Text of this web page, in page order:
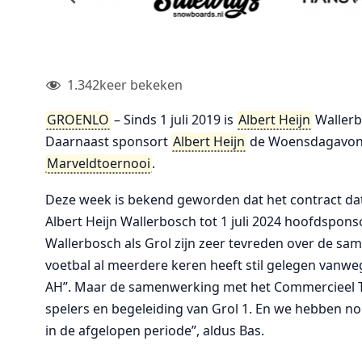
1.342keer bekeken
GROENLO – Sinds 1 juli 2019 is Albert Heijn
Daarnaast sponsort Albert Heijn de
Marveldtoernooi.
Deze week is bekend geworden dat het contract
Albert Heijn Wallerbosch tot 1 juli 2024
Wallerbosch als Grol zijn zeer tevreden over de
voetbal al meerdere keren heeft stil gelegen
AH”. Maar de samenwerking met het
spelers en begeleiding van Grol 1. En we hebben
in de afgelopen periode”, aldus Bas.